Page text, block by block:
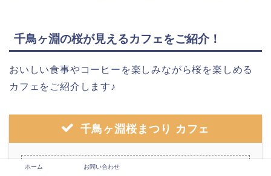
千鳥ヶ淵の桜が見えるカフェをご紹介！
おいしい食事やコーヒーを楽しみながら桜を楽しめる
カフェをご紹介します♪
千鳥ヶ淵桜まつり カフェ
ホーム お問い合わせ